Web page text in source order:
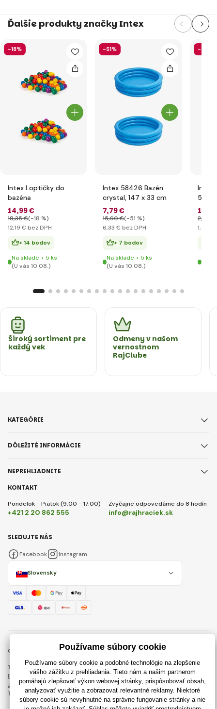
Ďalšie produkty značky Intex
-18%
Intex Loptičky do
bazéna
14,99 €
18,35 €(-18 %)
12,19 € bez DPH
+ 14 bodov
Na sklade > 5 ks
(U vás 10.08.)
-51%
Intex 58426 Bazén
crystal, 147 x 33 cm
7,79 €
15,90 €(-51 %)
6,33 € bez DPH
+ 7 bodov
Na sklade > 5 ks
(U vás 10.08.)
-40%
Intex
1
2,97 €
1,46 €
Široký sortiment pre
každý vek
Odmeny v našom
vernostnom
RajClube
KONTAKT
Pondelok - Piatok (9:00 - 17:00)
+421 2 20 862 555
Zvyčajne odpovedáme do 8 hodín
info@rajhraciek.sk
KATEGÓRIE
DÔLEŽITÉ INFORMÁCIE
NEPREHLIADNITE
Slovensky
SLEDUJTE NÁS
Facebook Instagram
© 2018 - 2026 RajHraciek.sk, Všetky práva vyhradené
Táto stránka je chránená pomocou reCAPTCHA a uplatňujú sa
Pravidlá ochrany osobných údajovspoločnosti Google a ich
Zmluvné podmienky.
Tvorba výkonných internetových obchodov odRIESENIA